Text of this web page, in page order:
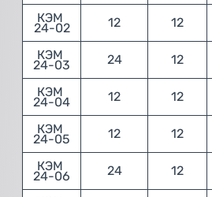
КЭМ
24-02 12 12
КЭМ
24-03 24 12
КЭМ
24-04 12 12
КЭМ
24-05 12 12
КЭМ
24-06 24 12